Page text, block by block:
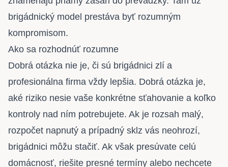
brigádnický model prestáva byť rozumným
kompromisom.
Ako sa rozhodnúť rozumne
Dobrá otázka nie je, či sú brigádnici zlí a
profesionálna firma vždy lepšia. Dobrá otázka je,
aké riziko nesie vaše konkrétne sťahovanie a koľko
kontroly nad ním potrebujete. Ak je rozsah malý,
rozpočet napnutý a prípadný sklz vás neohrozí,
brigádnici môžu stačiť. Ak však presúvate celú
domácnosť, riešite presné termíny alebo nechcete